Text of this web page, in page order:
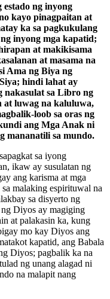
ng inyong
kayo pinagpaitan at
ka sa pagkukulang
inyong mga kapatid;
at makikisama
at masama na
Ama ng Biya ng
hindi lahat ay
nakasulat sa Libro ng
at luwag na kaluluwa,
loob sa oras ng
ang Mga Anak ni
mananatili sa mundo.
sa iyong
ikaw ay susulatan ng
ang karisma at mga
malaking espirituwal na
sa disyerto ng
Diyos ay magiging
at palakasin ka, kung
mo kay Diyos ang
kapatid, ang Babala
Diyos; pagbalik ka na
ng unang alagad ni
na malapit nang